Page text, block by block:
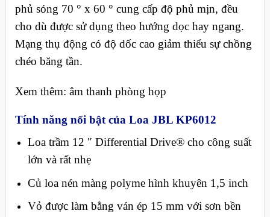
phủ sóng 70 ° x 60 ° cung cấp độ phủ mịn, đều
cho dù được sử dụng theo hướng dọc hay ngang.
Mạng thụ động có độ dốc cao giảm thiểu sự chồng
chéo băng tần.
Xem thêm: âm thanh phòng họp
Tính năng nổi bật của Loa JBL KP6012
Loa trầm 12 ″ Differential Drive® cho công suất
lớn và rất nhẹ
Củ loa nén màng polyme hình khuyên 1,5 inch
Vỏ được làm bằng ván ép 15 mm với sơn bền